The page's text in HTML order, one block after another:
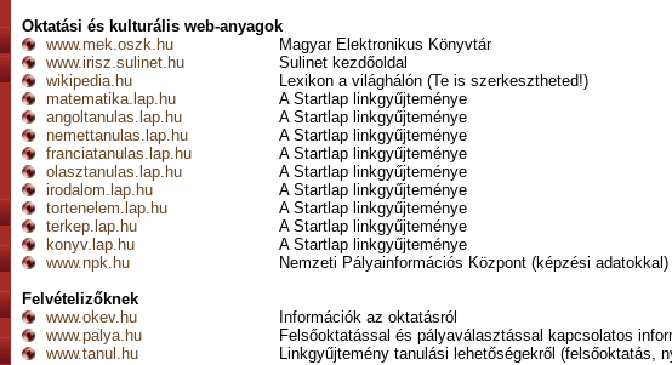
Oktatási és kulturális web-anyagok
www.mek.oszk.hu
Magyar Elektronikus Könyvtár
www.irisz.sulinet.hu
Sulinet kezdőoldal
wikipedia.hu
Lexikon a világhálón (Te is szerkesztheted!)
matematika.lap.hu
A Startlap linkgyűjteménye
angoltanulas.lap.hu
A Startlap linkgyűjteménye
nemettanulas.lap.hu
A Startlap linkgyűjteménye
franciatanulas.lap.hu
A Startlap linkgyűjteménye
olasztanulas.lap.hu
A Startlap linkgyűjteménye
irodalom.lap.hu
A Startlap linkgyűjteménye
tortenelem.lap.hu
A Startlap linkgyűjteménye
terkep.lap.hu
A Startlap linkgyűjteménye
konyv.lap.hu
A Startlap linkgyűjteménye
www.npk.hu
Nemzeti Pályainformációs Központ (képzési adatokkal)
Felvételizőknek
www.okev.hu
Információk az oktatásról
www.palya.hu
Felsőoktatással és pályaválasztással kapcsolatos
www.tanul.hu
Linkgyűjtemény tanulási lehetőségekről (felsőoktatás,